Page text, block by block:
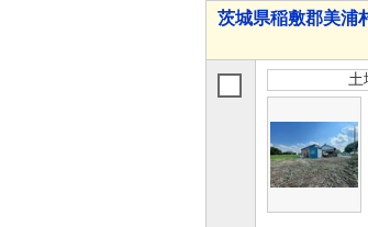
茨城県稲敷郡美浦
土